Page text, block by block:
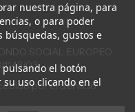
nuestra página, para
o para poder
gustos e
pulsando el botón
su uso clicando en el
SOCIAL EUROPEO
1143/03
por el Servicio